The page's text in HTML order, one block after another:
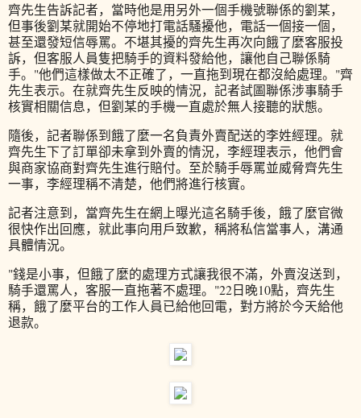
齊先生告訴記者，當時他是用另外一個手機號聯係的劉某，
但事後劉某就開始不停地打電話騷擾他，電話一個接一個，
甚至還發短信辱罵。不堪其擾的齊先生再次向餓了麼客服投
訴，但客服人員隻把騎手的資料發給他，讓他自己聯係騎
手。"他們這樣做太不正確了，一直拖到現在都沒給處理。"齊
先生表示。在就齊先生反映的情況，記者試圖聯係涉事騎手
核實相關信息，但劉某的手機一直處於無人接聽的狀態。
隨後，記者聯係到餓了麼一名負責外賣配送的李姓經理。就
齊先生下了訂單卻未拿到外賣的情況，李經理表示，他們會
與商家協商對齊先生進行賠付。至於騎手辱罵並威脅齊先生
一事，李經理稱不清楚，他們將進行核實。
記者注意到，當齊先生在網上曝光這名騎手後，餓了麼官微
很快作出回應，就此事向用戶致歉，稱將私信當事人，溝通
具體情況。
"錢是小事，但餓了麼的處理方式讓我很不滿，外賣沒送到，
騎手還罵人，客服一直拖著不處理。"22日晚10點，齊先生
稱，餓了麼平台的工作人員已給他回電，對方將於今天給他
退款。